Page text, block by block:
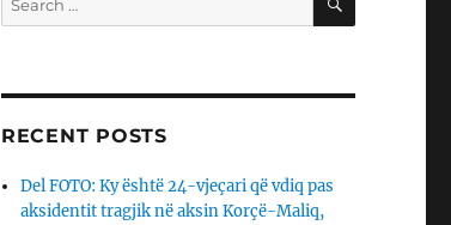
for:
RECENT POSTS
Del FOTO: Ky është 24-vjeçari që vdiq pas
aksidentit tragjik në aksin Korçë-Maliq,